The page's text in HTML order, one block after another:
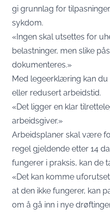
gi grunnlag for
sykdom.
«Ingen skal utsettes for
belastninger, men slike
dokumenteres.»
Med legeerklæring kan
eller redusert arbeidstid.
«Det ligger en klar
arbeidsgiver.»
Arbeidsplaner skal være
regel gjeldende etter 14
fungerer i praksis, kan de
«Det kan komme
at den ikke fungerer, kan
om å gå inn i nye